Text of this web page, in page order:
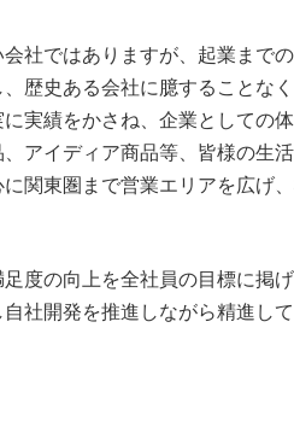
会社ではありますが、起業まで
歴史ある会社に臆することな
実績をかさね、企業としての
アイディア商品等、皆様の生
に関東圏まで営業エリアを広げ
度の向上を全社員の目標に掲
社開発を推進しながら精進して